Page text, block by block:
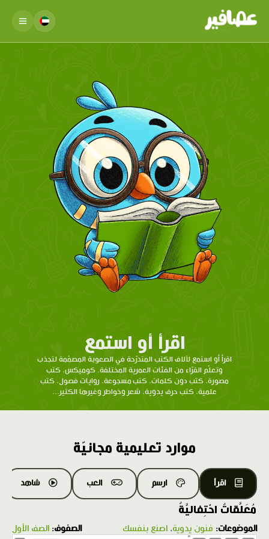
اقرأ أو استمع
اقرأ أو استمع لآلاف الكتب المتدرّحة في الصعوبة المصمّمة لتجذب
وتعلّم القرّاء من الفئات العمرية المختلفة. كوميكس، كتب
مصورة، كتب دون كلمات، كتب مسجوعة، روايات فصول، كتب
علمية، كتب حرف يدوية، شعر وخواطر وغيرها الكثير...
موارد تعليمية مجانيّة
اقرأ ارسم العب شاهد
مُعَلَّقاتٌ احْتِفاليَّةٌ
الموضوعات: فنون يدوية، اصنع بنفسك الصفوف: الصف الأول